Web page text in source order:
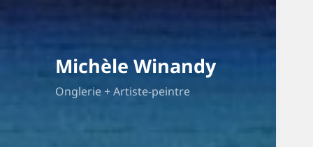
Michèle Winandy
Onglerie + Artiste-peintre